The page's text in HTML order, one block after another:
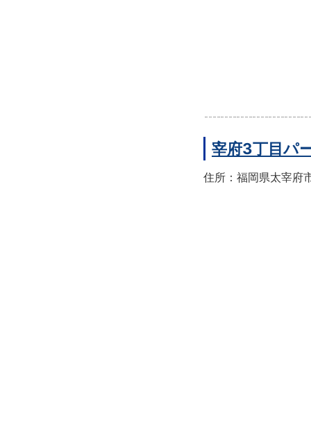
宰府3丁目パ
住所：福岡県太宰府